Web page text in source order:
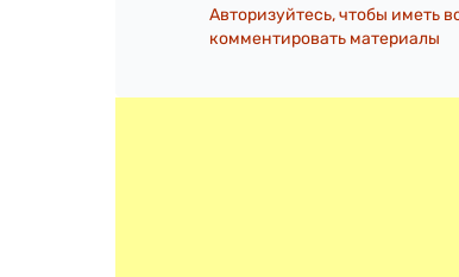
Авторизуйтесь, чтобы иметь
комментировать материалы